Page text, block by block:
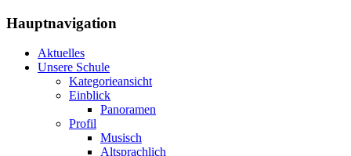
Hauptnavigation
Aktuelles
Unsere Schule
Kategorieansicht
Einblick
Panoramen
Profil
Musisch
Altsprachlich